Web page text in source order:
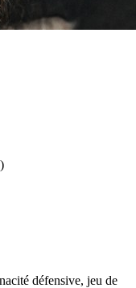
défensive, jeu de